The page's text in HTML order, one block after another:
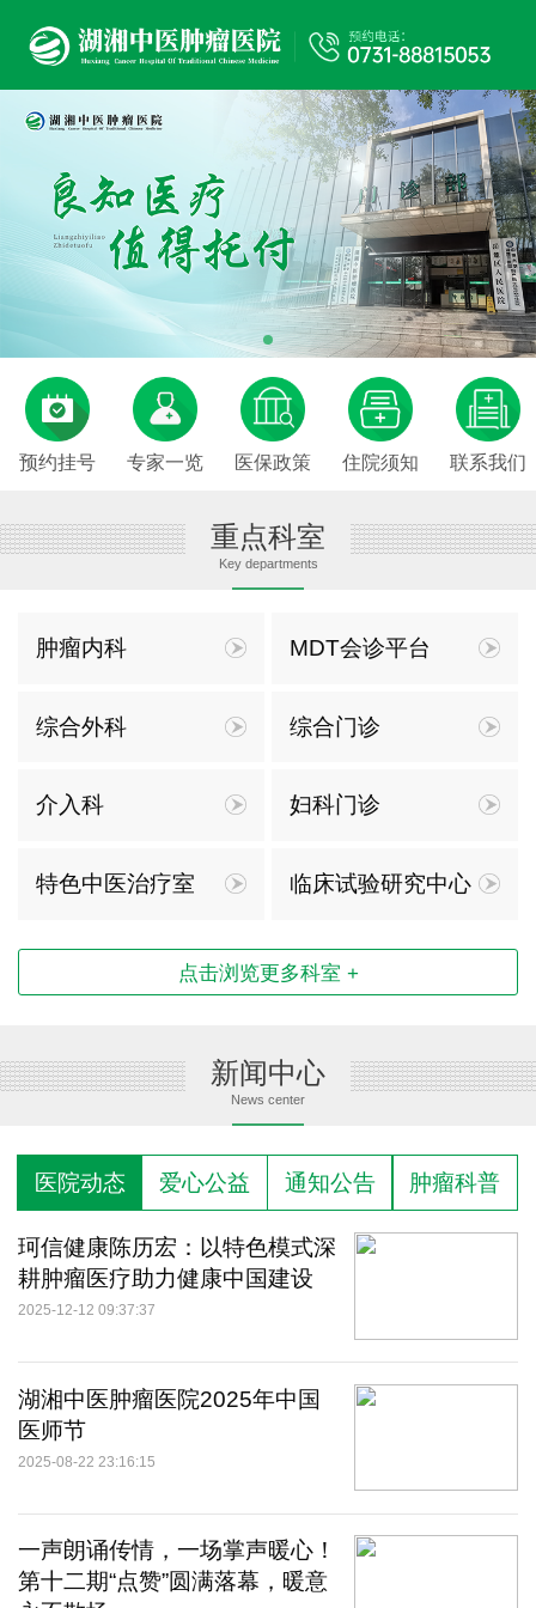
预约挂号 专家一览 医保政策 住院须知 联系我们
重点科室
Key departments
肿瘤内科 MDT会诊平台
综合外科 综合门诊
介入科 妇科门诊
特色中医治疗室 临床试验研究中心
点击浏览更多科室 +
新闻中心
News center
医院动态 爱心公益 通知公告 肿瘤科普
珂信健康陈历宏：以特色模式深
耕肿瘤医疗助力健康中国建设
2025-12-12 09:37:37
湖湘中医肿瘤医院2025年中国
医师节
2025-08-22 23:16:15
一声朗诵传情，一场掌声暖心！
第十二期“点赞”圆满落幕，暖意